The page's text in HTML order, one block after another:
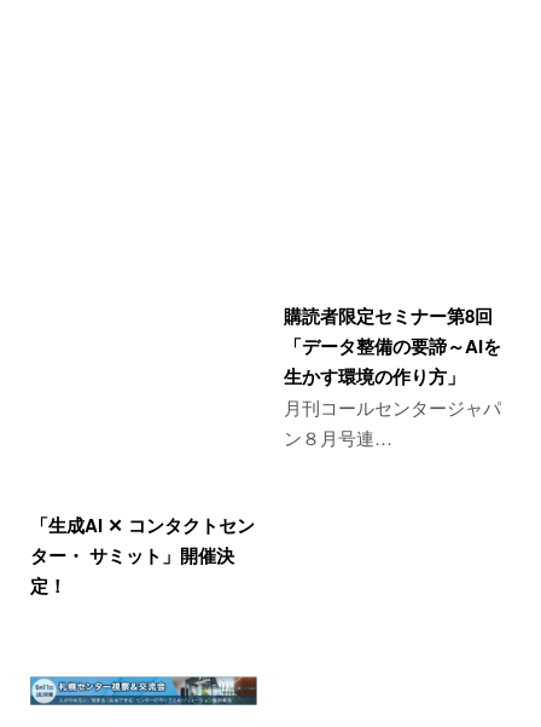
「生成AI ✕ コンタクトセン
ター・ サミット」開催決
定！
購読者限定セミナー第8回
「データ整備の要諦～AIを
生かす環境の作り方」
月刊コールセンタージャパ
ン８月号連…